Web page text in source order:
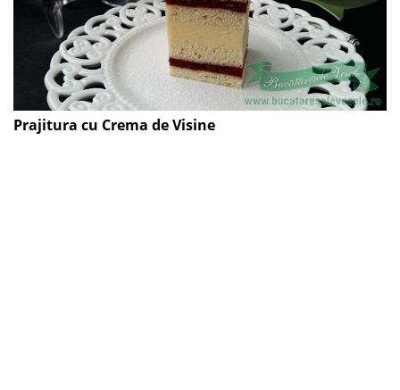
Prajitura cu Crema de Visine